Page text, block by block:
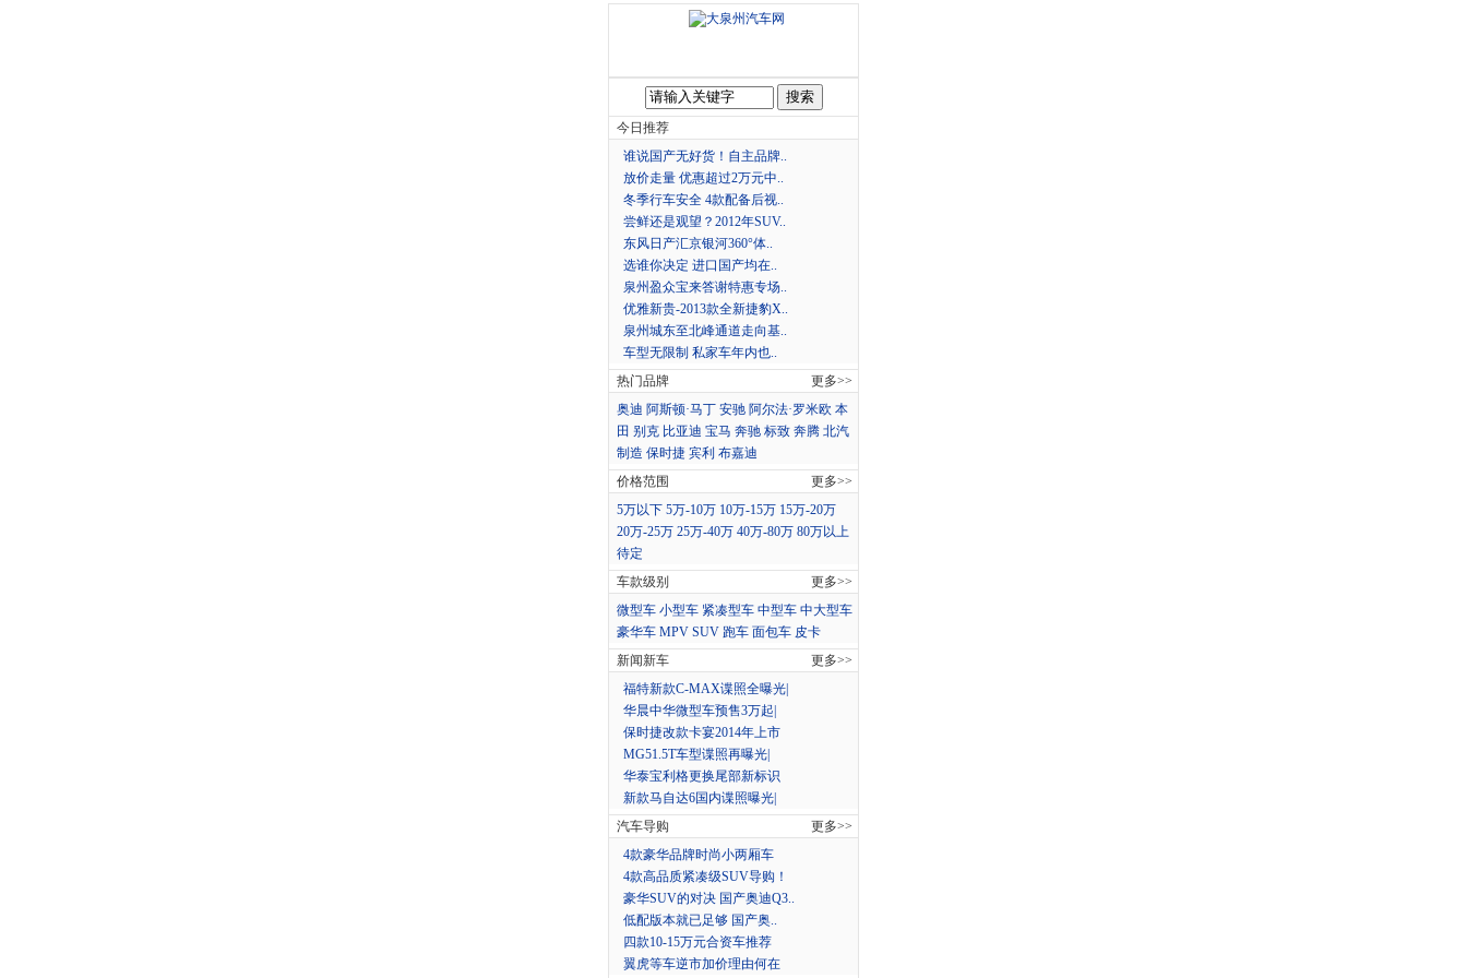
今日推荐
谁说国产无好货！自主品牌..
放价走量 优惠超过2万元中..
冬季行车安全 4款配备后视..
尝鲜还是观望？2012年SUV..
东风日产汇京银河360°体..
选谁你决定 进口国产均在..
泉州盈众宝来答谢特惠专场..
优雅新贵-2013款全新捷豹X..
泉州城东至北峰通道走向基..
车型无限制 私家车年内也..
更多>>
热门品牌
奥迪 阿斯顿·马丁 安驰 阿尔法·罗米欧 本
田 别克 比亚迪 宝马 奔驰 标致 奔腾 北汽
制造 保时捷 宾利 布嘉迪
更多>>
价格范围
5万以下 5万-10万 10万-15万 15万-20万
20万-25万 25万-40万 40万-80万 80万以上
待定
更多>>
车款级别
微型车 小型车 紧凑型车 中型车 中大型车
豪华车 MPV SUV 跑车 面包车 皮卡
更多>>
新闻新车
福特新款C-MAX谍照全曝光|
华晨中华微型车预售3万起|
保时捷改款卡宴2014年上市
MG51.5T车型谍照再曝光|
华泰宝利格更换尾部新标识
新款马自达6国内谍照曝光|
更多>>
汽车导购
4款豪华品牌时尚小两厢车
4款高品质紧凑级SUV导购！
豪华SUV的对决 国产奥迪Q3..
低配版本就已足够 国产奥..
四款10-15万元合资车推荐
翼虎等车逆市加价理由何在